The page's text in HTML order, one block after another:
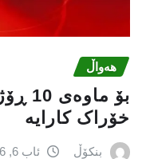
هەواڵ
بۆ
خۆراک کارایە
بنکۆڵ ئاب 6, 2026